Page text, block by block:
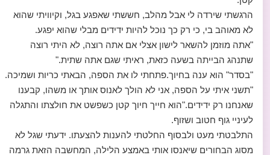
הרגשתי שירדה לי אבל מהלב, חששתי שאפגע בגל, וקיוויתי שהוא
לא מאוהב בי, כי רק כך נוכל להיות ידידים מבלי שהוא יפגע.
"אתה מוזמן להשאר לישון אצלי אם אתה רוצה, לא היתי רוצה
שתנהג הבייתה בשעה כזאת, ראיתי שגם אתה שתית."
"בסדר" הוא ענה בחיוך.פתחתי לו את הספה, הבאתי כריות ושמיכה.
"תשני איתי על הספה, אני לא הולך לאנוס אותך או משהו, קבענו
שאנחנו רק ידידים."הוא חייך חיוך קטן כשפשט את חולצתו והתגלה
לעיניי גוף חטוב ושזוף.
התלבטתי מעט ולבסוף החלטתי להענות להצעתו. ידעתי שגל לא
מסוג הבחורים שיאנסו אותי באמצע הלילה, המחשבה הזאת גרמה